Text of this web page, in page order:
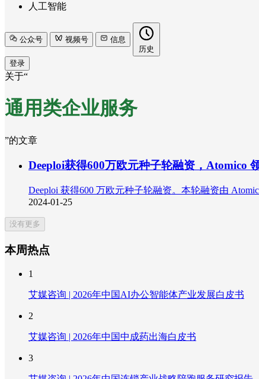
人工智能
公众号 视频号
信息
历史
登录
关于“
通用类企业服务
”的文章
Deeploi获得600万欧元种子轮融资，Atomico
Deeploi 获得600 万欧元种子轮融资。本轮融资由
2024-01-25
没有更多
本周热点
1
艾媒咨询 | 2026年中国AI办公智能体产业发展白皮书
2
艾媒咨询 | 2026年中国中成药出海白皮书
3